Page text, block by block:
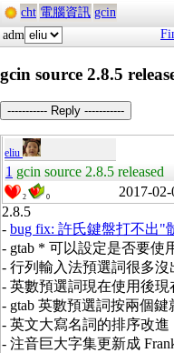
cht 電腦資訊 gcin
adm
gcin source 2.8.5
----------- Reply -----------
eliu
1 gcin source 2.8.5 released
2 0 2017-02-
2.8.5
- bug fix: 許氏鍵盤打不出"
- gtab * 可以設定是否要使
- 行列輸入法預選詞很多沒
- 英數預選詞現在使用後
- gtab 英數預選詞按兩個鍵
- 英文大寫名詞的排序改進
- 注音巨大字集更新成